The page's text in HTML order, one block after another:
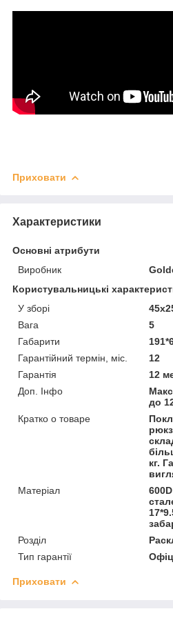
Приховати
Характеристики
Основні атрибути
Виробник
Користувальницькі
У зборі
Вага
5
Габарити
Гарантійний термін, міс.
12
Гарантія
12
Доп. Інфо
до
Кратко о товаре
кг.
Матеріал
Розділ
Тип гарантії
Приховати